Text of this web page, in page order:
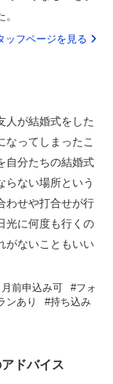
ッフページを見る
人が結婚式をした
なってしまったこ
自分たちの結婚式
らない場所という
わせや打合せが行
光に何度も行くの
がないこともいい
前申込み可
フォ
ンあり
持ち込み
ドバイス